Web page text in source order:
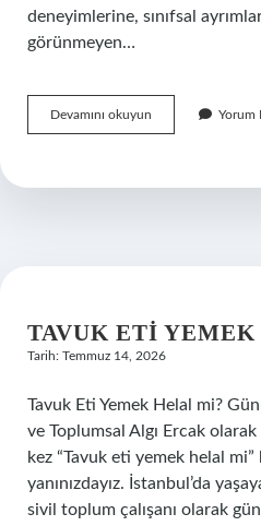
deneyimlerine, sınıfsal
görünmeyen…
Devamını okuyun
eti
mi
Yorum
TAVUK ETI
Tarih: Temmuz 14, 2026
Tavuk Eti Yemek Helal mi?
ve Toplumsal Algı Ercak
kez “Tavuk eti yemek helal
yanınızdayız. İstanbul’da
sivil toplum çalışanı olarak